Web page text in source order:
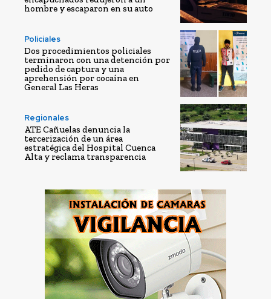
hombre y escaparon en su auto
Policiales
Dos procedimientos policiales
terminaron con una detención por
pedido de captura y una
aprehensión por cocaína en
General Las Heras
Regionales
ATE Cañuelas denuncia la
tercerización de un área
estratégica del Hospital Cuenca
Alta y reclama transparencia